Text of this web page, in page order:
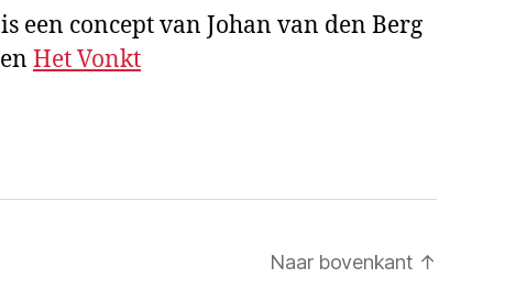
is een concept van Johan van den Berg
en Het Vonkt
Naar bovenkant ↑